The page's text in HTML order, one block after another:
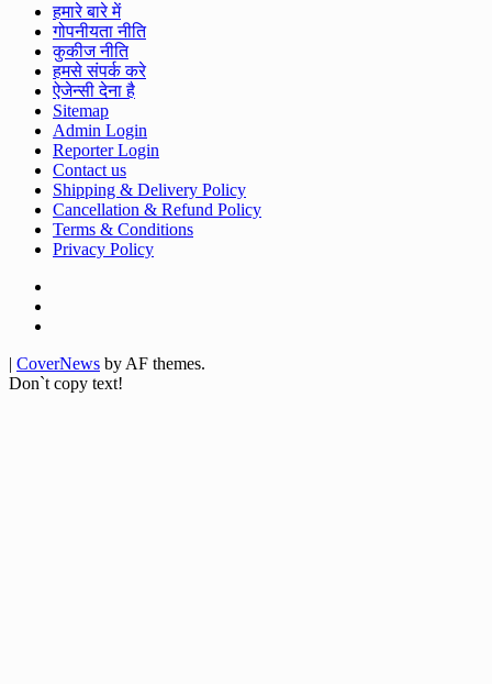
हमारे बारे में
गोपनीयता नीति
कुकीज नीति
हमसे संपर्क करे
ऐजेन्सी देना है
Sitemap
Admin Login
Reporter Login
Contact us
Shipping & Delivery Policy
Cancellation & Refund Policy
Terms & Conditions
Privacy Policy
| CoverNews by AF themes.
Don`t copy text!